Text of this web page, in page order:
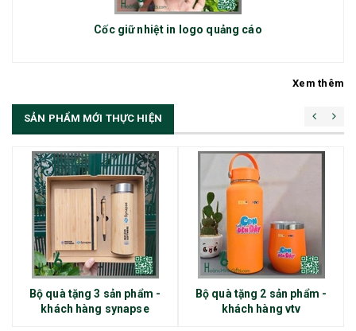
Cốc giữ nhiệt in logo quảng cáo
Xem thêm
SẢN PHẨM MỚI THỰC HIỆN
Bộ quà tặng 3 sản phẩm -
khách hàng synapse
Bộ quà tặng 2 sản phẩm -
khách hàng vtv